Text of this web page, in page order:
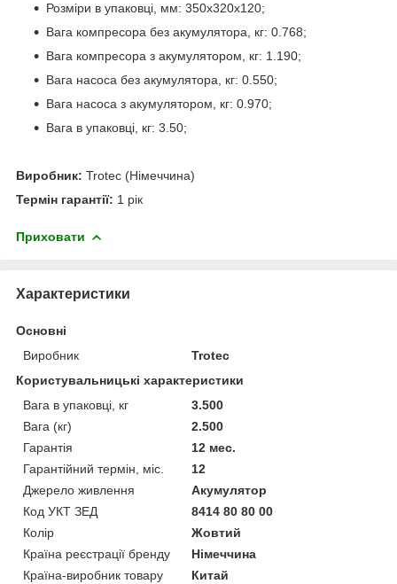
Розміри в упаковці, мм: 350х320х120;
Вага компресора без акумулятора, кг: 0.768;
Вага компресора з акумулятором, кг: 1.190;
Вага насоса без акумулятора, кг: 0.550;
Вага насоса з акумулятором, кг: 0.970;
Вага в упаковці, кг: 3.50;
Виробник: Trotec (Німеччина)
Термін гарантії: 1 рік
Приховати
Характеристики
Основні
Виробник
Trotec
Користувальницькі характеристики
Вага в упаковці, кг
3.500
Вага (кг)
2.500
Гарантія
12 мес.
Гарантійний термін, міс.
12
Джерело живлення
Акумулятор
Код УКТ ЗЕД
8414 80 80 00
Колір
Жовтий
Країна реєстрації бренду
Німеччина
Країна-виробник товару
Китай